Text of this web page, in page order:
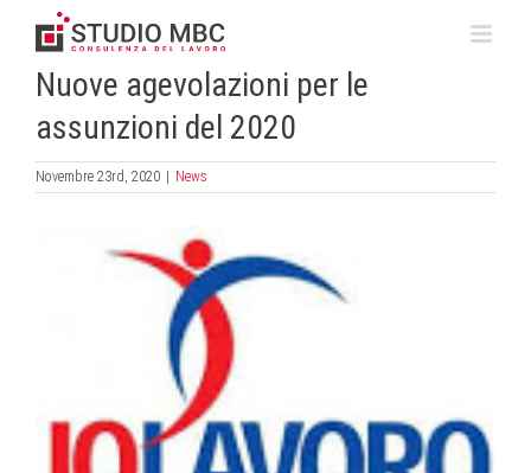
contenutoNuove agevolazioni per le
assunzioni del 2020
Novembre 23rd, 2020 News